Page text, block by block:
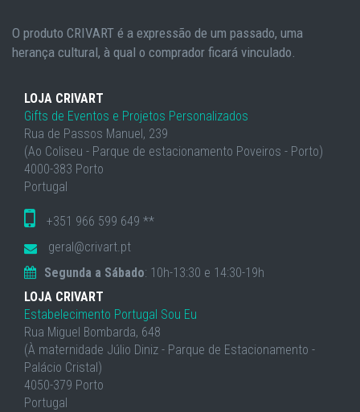
O produto CRIVART é a expressão de um passado, uma
herança cultural, à qual o comprador ficará vinculado.
LOJA CRIVART
Gifts de Eventos e Projetos Personalizados
Rua de Passos Manuel, 239
(Ao Coliseu - Parque de estacionamento Poveiros - Porto)
4000-383 Porto
Portugal
+351 966 599 649 **
geral@crivart.pt
Segunda a Sábado: 10h-13:30 e 14:30-19h
LOJA CRIVART
Estabelecimento Portugal Sou Eu
Rua Miguel Bombarda, 648
(À maternidade Júlio Diniz - Parque de Estacionamento -
Palácio Cristal)
4050-379 Porto
Portugal